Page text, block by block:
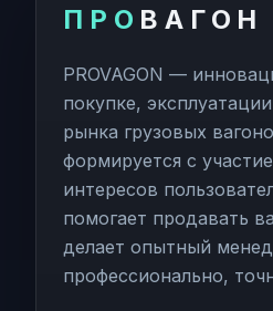
ПРО ВАГОН
PROVAGON —
покупке,
рынка грузовых
формируется с
интересов
помогает продавать
делает опытный
профессионально,